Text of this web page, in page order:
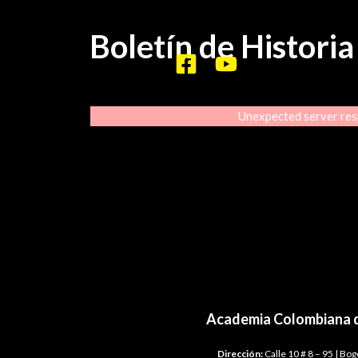
Boletín de
Unexpected server
Academia Colombiana
Dirección:Calle 10 # 8 – 95 |